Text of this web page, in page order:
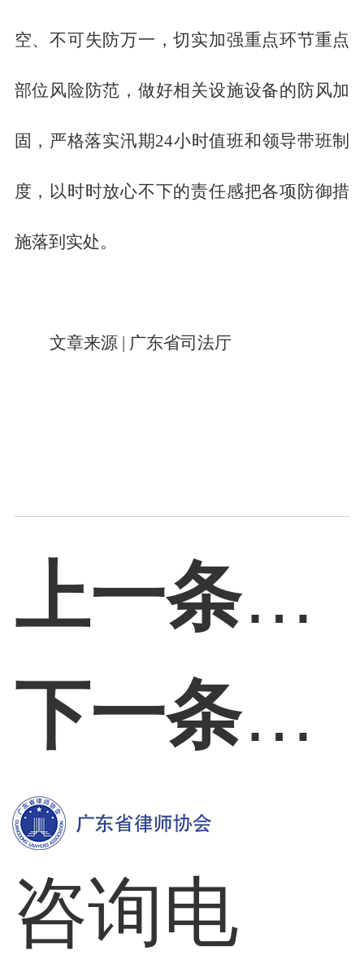
空、不可失防万一，切实加强重点环节重点
部位风险防范，做好相关设施设备的防风加
固，严格落实汛期24小时值班和领导带班制
度，以时时放心不下的责任感把各项防御措
施落到实处。
文章来源| 广东省司法厅
上一条：
下一条：
咨询电